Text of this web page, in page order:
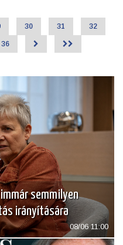
Page
30 Page
31 Page
32
Page
36 > >>
semmilyen
irányítására
08/06 11:00